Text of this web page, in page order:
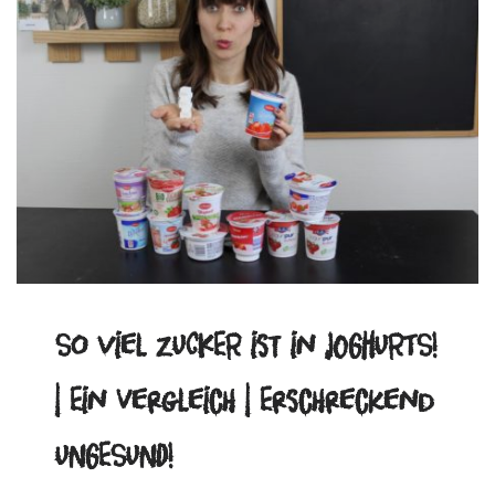
So viel ZUCKER ist in JOGHURTS!
| Ein Vergleich | Erschreckend
UNGESUND!